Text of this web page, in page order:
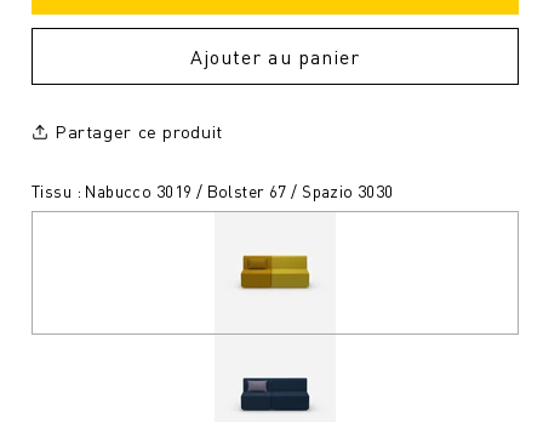
Ajouter au panier
Partager ce produit
Tissu : Nabucco 3019 / Bolster 67 / Spazio 3030